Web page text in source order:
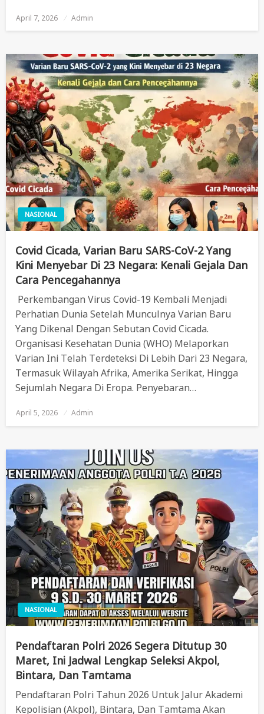
Posted
On
April 7, 2026 Admin
NASIONAL
Covid Cicada, Varian Baru SARS-CoV-2 Yang
Kini Menyebar Di 23 Negara: Kenali Gejala Dan
Cara Pencegahannya
Perkembangan Virus Covid-19 Kembali Menjadi
Perhatian Dunia Setelah Munculnya Varian Baru
Yang Dikenal Dengan Sebutan Covid Cicada.
Organisasi Kesehatan Dunia (WHO) Melaporkan
Varian Ini Telah Terdeteksi Di Lebih Dari 23 Negara,
Termasuk Wilayah Afrika, Amerika Serikat, Hingga
Sejumlah Negara Di Eropa. Penyebaran…
Posted
On
April 5, 2026 Admin
NASIONAL
Pendaftaran Polri 2026 Segera Ditutup 30
Maret, Ini Jadwal Lengkap Seleksi Akpol,
Bintara, Dan Tamtama
Pendaftaran Polri Tahun 2026 Untuk Jalur Akademi
Kepolisian (Akpol), Bintara, Dan Tamtama Akan